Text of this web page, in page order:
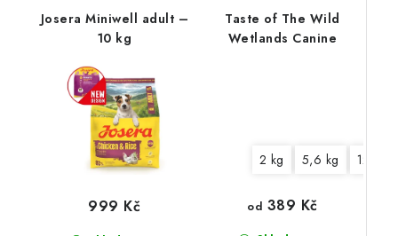
Josera Miniwell adult –
10 kg
999 Kč
Taste of The Wild
Wetlands Canine
2 kg 5,6 kg 12,2 kg
od 389 Kč